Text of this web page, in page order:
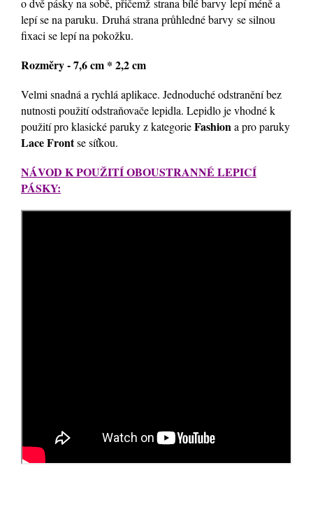
o dvě pásky na sobě, přičemž strana bílé barvy lepí méně a
lepí se na paruku. Druhá strana průhledné barvy se silnou
fixaci se lepí na pokožku.
Rozměry - 7,6 cm * 2,2 cm
Velmi snadná a rychlá aplikace. Jednoduché odstranění bez
nutnosti použití odstraňovače lepidla. Lepidlo je vhodné k
použití pro klasické paruky z kategorieFashiona pro paruky
Lace Frontse síťkou.
NÁVOD K POUŽITÍ OBOUSTRANNÉ LEPICÍ
PÁSKY: